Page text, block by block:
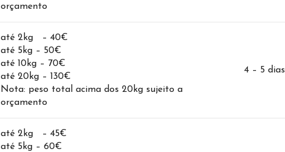
orçamento
até 2kg – 40€
até 5kg – 50€
até 10kg – 70€
até 20kg – 130€
Nota: peso total acima dos 20kg sujeito a
orçamento
4 – 5 dias
até 2kg – 45€
até 5kg – 60€